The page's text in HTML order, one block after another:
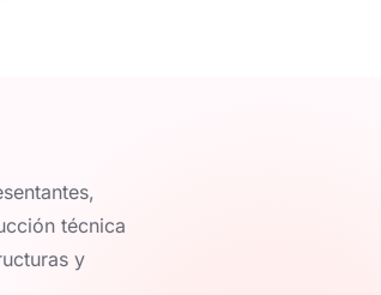
técnica
y